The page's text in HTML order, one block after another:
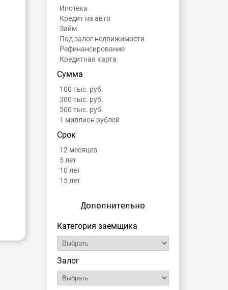
Ипотека
Кредит на авто
Займ
Под залог недвижимости
Рефинансирование
Кредитная карта
Сумма
100 тыс. руб.
300 тыс. руб.
500 тыс. руб.
1 миллион рублей
Срок
12 месяцев
5 лет
10 лет
15 лет
Дополнительно
Категория заемщика
Залог